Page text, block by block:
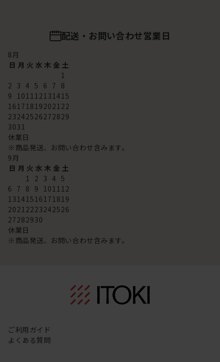
配送・お問い合わせ営業日
8月
日 月 火 水 木 金 土
1
2 3 4 5 6 7 8
9 101112131415
16171819202122
23242526272829
3031
休業日
※商品発送、お問い合わせ含みます。
9月
日 月 火 水 木 金 土
1 2 3 4 5
6 7 8 9 101112
13141516171819
20212223242526
27282930
休業日
※商品発送、お問い合わせ含みます。
ご利用ガイド
よくある質問